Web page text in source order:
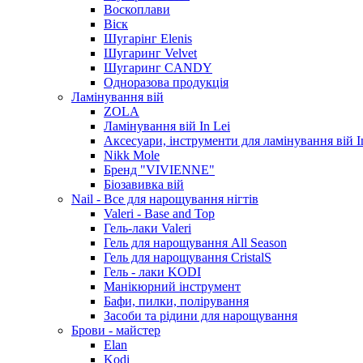
Воскоплави
Віск
Шугарінг Elenis
Шугаринг Velvet
Шугаринг CANDY
Одноразова продукція
Ламінування вій
ZOLA
Ламінування вій In Lei
Аксесуари, інструменти для ламінування вій
Nikk Mole
Бренд "VIVIENNE"
Біозавивка вій
Nail - Все для нарощування нігтів
Valeri - Base and Top
Гель-лаки Valeri
Гель для нарощування All Season
Гель для нарощування CristalS
Гель - лаки KODI
Манікюрний інструмент
Бафи, пилки, полірування
Засоби та рідини для нарощування
Брови - майстер
Elan
Kodi